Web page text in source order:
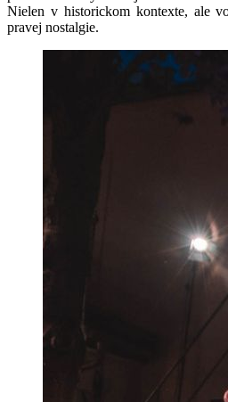
Nielen v historickom kontexte, ale
pravej nostalgie.